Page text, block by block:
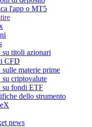
l'app o MT5
titoli azionari
CFD
materie prime
criptovalute
su fondi ETF
dello strumento
news